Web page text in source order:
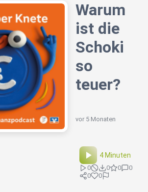
Warum
ist die
Schoki
so
teuer?
vor 5 Monaten
4 Minuten
0 0 0
0
0
0